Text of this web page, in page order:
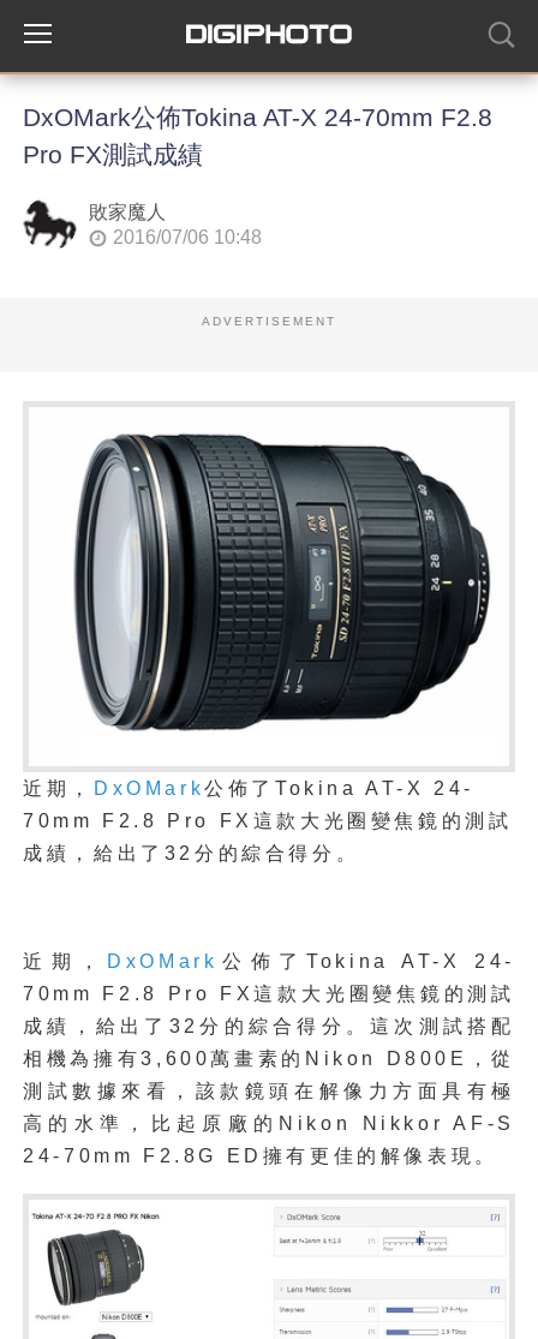
DxOMark公佈Tokina AT-X 24-70mm F2.8
Pro FX測試成績
敗家魔人
2016/07/06 10:48
ADVERTISEMENT
近期， DxOMark公佈了Tokina AT-X 24-
70mm F2.8 Pro FX這款大光圈變焦鏡的測試
成績，給出了32分的綜合得分。
近期， DxOMark 公佈了Tokina AT-X 24-
70mm F2.8 Pro FX這款大光圈變焦鏡的測試
成績，給出了32分的綜合得分。這次測試搭配
相機為擁有3,600萬畫素的Nikon D800E，從
測試數據來看，該款鏡頭在解像力方面具有極
高的水準，比起原廠的Nikon Nikkor AF-S
24-70mm F2.8G ED擁有更佳的解像表現。